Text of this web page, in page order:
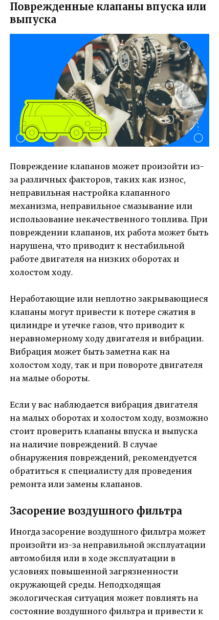
Поврежденные клапаны впуска или
выпуска
Повреждение клапанов может произойти из-
за различных факторов, таких как износ,
неправильная настройка клапанного
механизма, неправильное смазывание или
использование некачественного топлива. При
повреждении клапанов, их работа может быть
нарушена, что приводит к нестабильной
работе двигателя на низких оборотах и
холостом ходу.
Неработающие или неплотно закрывающиеся
клапаны могут привести к потере сжатия в
цилиндре и утечке газов, что приводит к
неравномерному ходу двигателя и вибрации.
Вибрация может быть заметна как на
холостом ходу, так и при повороте двигателя
на малые обороты.
Если у вас наблюдается вибрация двигателя
на малых оборотах и холостом ходу, возможно
стоит проверить клапаны впуска и выпуска
на наличие повреждений. В случае
обнаружения повреждений, рекомендуется
обратиться к специалисту для проведения
ремонта или замены клапанов.
Засорение воздушного фильтра
Иногда засорение воздушного фильтра может
произойти из-за неправильной эксплуатации
автомобиля или в ходе эксплуатации в
условиях повышенной загрязненности
окружающей среды. Неподходящая
экологическая ситуация может повлиять на
состояние воздушного фильтра и привести к